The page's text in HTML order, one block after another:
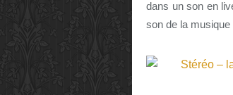
dans un son en
son de la